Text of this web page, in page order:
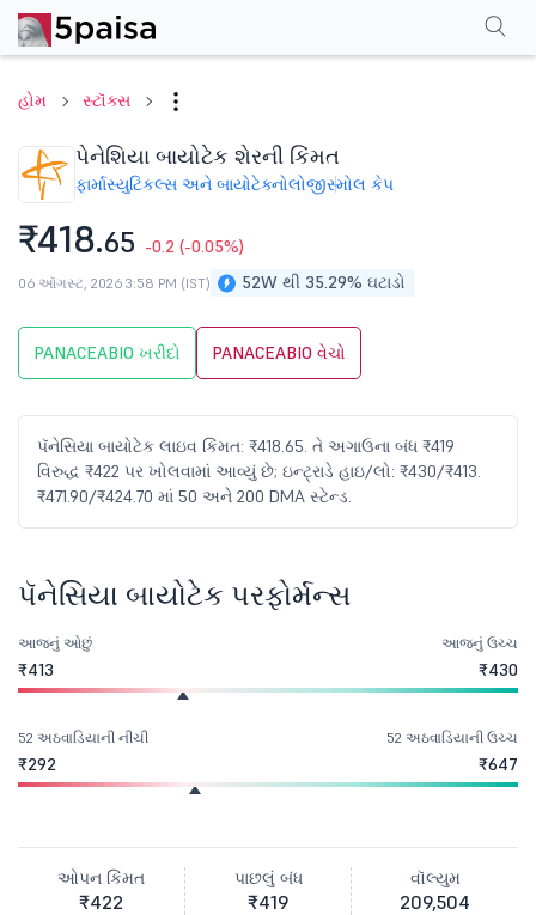
હોમ સ્ટૉક્સ
પેનેશિયા બાયોટેક શેરની કિંમત
ફાર્માસ્યુટિકલ્સ અને બાયોટેક્નોલોજીસ્મોલ કેપ
₹418.65 -0.2 (-0.05%)
52W થી 35.29% ઘટાડો
06 ઑગસ્ટ, 2026 3:58 PM (IST)
PANACEABIO ખરીદો PANACEABIO વેચો
પૅનેસિયા બાયોટેક લાઇવ કિંમત: ₹418.65. તે અગાઉના બંધ ₹419
વિરુદ્ધ ₹422 પર ખોલવામાં આવ્યું છે; ઇન્ટ્રાડે હાઇ/લો: ₹430/₹413.
₹471.90/₹424.70 માં 50 અને 200 DMA સ્ટેન્ડ.
પરફોર્મન્સફાઇનાન્શિયલ્સ વધુ
પૅનેસિયા બાયોટેક પરફોર્મન્સ
આજનું ઓછું
₹413
આજનું ઉચ્ચ
₹430
52 અઠવાડિયાની નીચી
₹292
52 અઠવાડિયાની ઉચ્ચ
₹647
ઓપન કિંમત
₹422
પાછલું બંધ
₹419
વૉલ્યુમ
209,504